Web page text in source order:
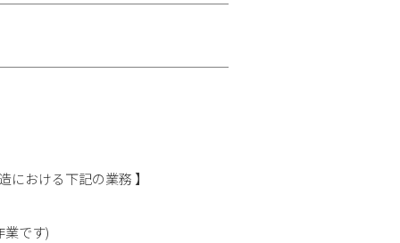
おける下記の業務 】
です)